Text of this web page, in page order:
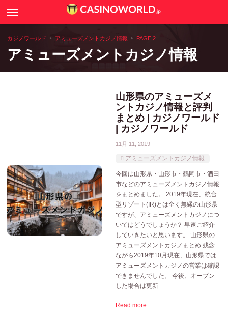
カジノニュース
カジノゲームのルールや攻略法
全国アミューズメントカジノ一覧
Search
カジノワールド アミューズメントカジノ情報 PAGE 2
アミューズメントカジノ情報
山形県のアミューズメ
ントカジノ情報と評判
まとめ | カジノワールド
| カジノワールド
11月 11, 2019
アミューズメントカジノ情報
今回は山形県・山形市・鶴岡市・酒田
市などのアミューズメントカジノ情報
をまとめました。 2019年現在、統合
型リゾート(IR)とは全く無縁の山形県
ですが、アミューズメントカジノにつ
いてはどうでしょうか？ 早速ご紹介
していきたいと思います。 山形県の
アミューズメントカジノまとめ 残念
ながら2019年10月現在、山形県では
アミューズメントカジノの営業は確認
できませんでした。 今後、オープン
した場合は更新
Read more